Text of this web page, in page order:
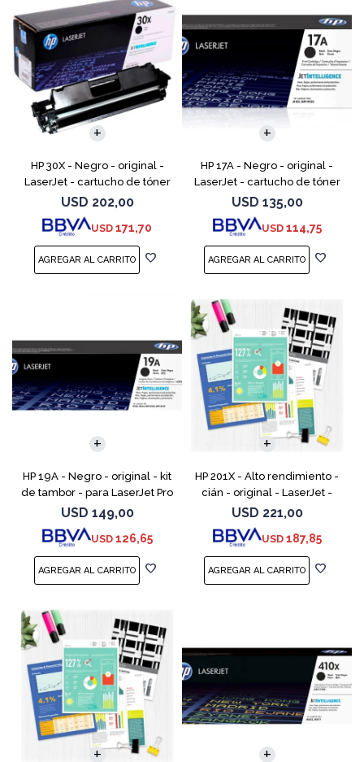
HP 30X - Negro - original -
LaserJet - cartucho de tóner
(CF230X) - para LaserJet Pro
M203d, M203dn, M203dw, MFP
M227fdn, MFP M2
USD 202,00
USD 171,70
HP 17A - Negro - original -
LaserJet - cartucho de tóner
(CF217A) - para LaserJet Pro
M102a, M102w, MFP M130a,
MFP M130fn, MFP M
USD 135,00
USD 114,75
HP 19A - Negro - original - kit
de tambor - para LaserJet Pro
M102, M104, MFP M130, MFP
M132
USD 149,00
USD 126,65
HP 201X - Alto rendimiento -
cián - original - LaserJet -
cartucho de tóner (CF401X) -
para Color LaserJet Pro
M252dn, M252dw, M
USD 221,00
USD 187,85